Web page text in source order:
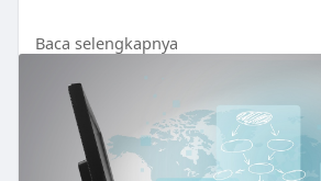
جيجا + ايميلات غير محدودة + دومين مجاناً
و اللوجوهات الرائع اونلين لمدة سنة
Baca selengkapnya